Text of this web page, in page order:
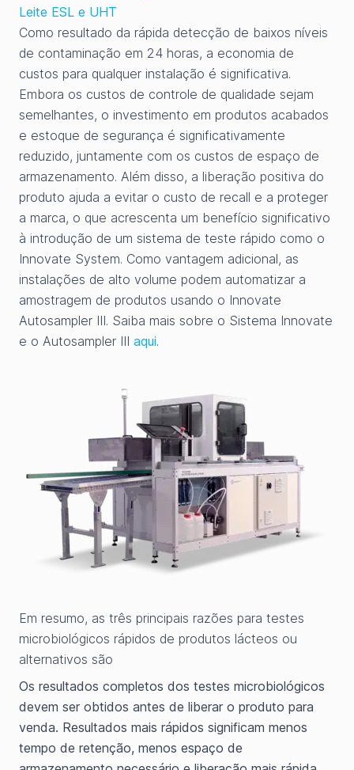
Leite ESL e UHT
Como resultado da rápida detecção de baixos níveis
de contaminação em 24 horas, a economia de
custos para qualquer instalação é significativa.
Embora os custos de controle de qualidade sejam
semelhantes, o investimento em produtos acabados
e estoque de segurança é significativamente
reduzido, juntamente com os custos de espaço de
armazenamento. Além disso, a liberação positiva do
produto ajuda a evitar o custo de recall e a proteger
a marca, o que acrescenta um benefício significativo
à introdução de um sistema de teste rápido como o
Innovate System. Como vantagem adicional, as
instalações de alto volume podem automatizar a
amostragem de produtos usando o Innovate
Autosampler III. Saiba mais sobre o Sistema Innovate
e o Autosampler III aqui.
Em resumo, as três principais razões para testes
microbiológicos rápidos de produtos lácteos ou
alternativos são
Os resultados completos dos testes microbiológicos
devem ser obtidos antes de liberar o produto para
venda. Resultados mais rápidos significam menos
tempo de retenção, menos espaço de